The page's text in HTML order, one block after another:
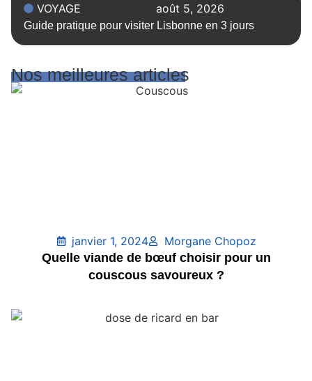
VOYAGE août 5, 2026
Guide pratique pour visiter Lisbonne en 3 jours
Nos meilleures articles
janvier 1, 2024
Morgane Chopoz
Quelle viande de bœuf choisir pour un
couscous savoureux ?